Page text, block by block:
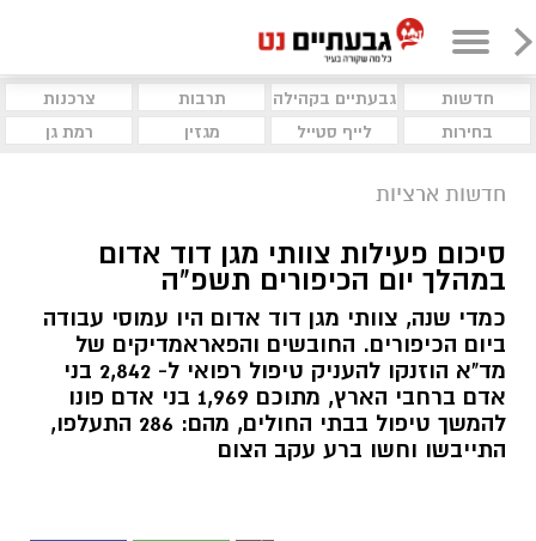
חדשות גבעתיים בקהילה תרבות
צרכנות
בחירות
לייף סטייל מגזין רמת גן
חדשות ארציות
סיכום פעילות צוותי מגן דוד אדום
במהלך יום הכיפורים תשפ"ה
כמדי שנה, צוותי מגן דוד אדום היו עמוסי עבודה
ביום הכיפורים. החובשים והפאראמדיקים של
מד"א הוזנקו להעניק טיפול רפואי ל- 2,842 בני
אדם ברחבי הארץ, מתוכם 1,969 בני אדם פונו
להמשך טיפול בבתי החולים, מהם: 286 התעלפו,
התייבשו וחשו ברע עקב הצום